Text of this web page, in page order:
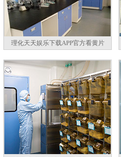
理化天天娱乐下载APP官方看黄片